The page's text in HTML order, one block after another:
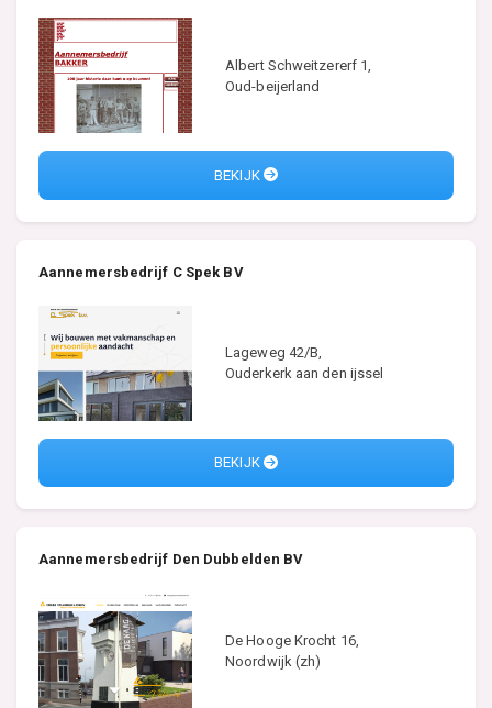
Albert Schweitzererf 1,
Oud-beijerland
BEKIJK
Aannemersbedrijf C Spek BV
Lageweg 42/B,
Ouderkerk aan den ijssel
BEKIJK
Aannemersbedrijf Den Dubbelden BV
De Hooge Krocht 16,
Noordwijk (zh)